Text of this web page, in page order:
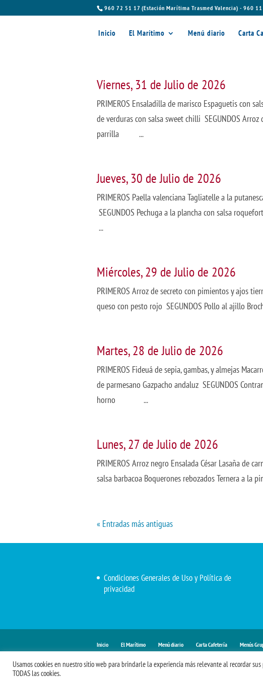
960 72 51 17 (Estación Marítima Trasmed Valencia) - 960
Inicio El Marítimo Menú diario Carta
Viernes, 31 de Julio de 2026
PRIMEROS Ensaladilla de marisco Espaguetis con
de verduras con salsa sweet chilli SEGUNDOS
parrilla ...
Jueves, 30 de Julio de 2026
PRIMEROS Paella valenciana Tagliatelle a la
SEGUNDOS Pechuga a la plancha con salsa
...
Miércoles, 29 de Julio de 2026
PRIMEROS Arroz de secreto con pimientos y ajos
queso con pesto rojo SEGUNDOS Pollo al
Martes, 28 de Julio de 2026
PRIMEROS Fideuá de sepia, gambas, y almejas
de parmesano Gazpacho andaluz SEGUNDOS
horno ...
Lunes, 27 de Julio de 2026
PRIMEROS Arroz negro Ensalada César Lasaña de
salsa barbacoa Boquerones rebozados
« Entradas más antiguas
Condiciones Generales de Uso y Política de
privacidad
Inicio El Marítimo Menú diario Carta Cafetería Menús
Usamos cookies en nuestro sitio web para brindarle la experiencia más relevante al recordar
TODAS las cookies.